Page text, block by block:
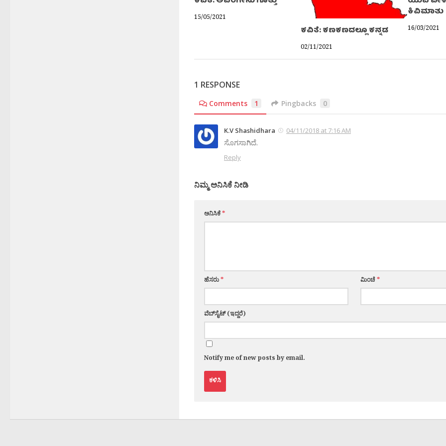
15/05/2021
ಕವಿತೆ: ಕಣಕಣದಲ್ಲೂ ಕನ್ನಡ
02/11/2021
ಕಿವಿಮಾತು
16/03/2021
1 RESPONSE
Comments 1 Pingbacks 0
K.V Shashidhara 04/11/2018 at 7:16 AM
ಸೊಗಸಾಗಿದೆ.
Reply
ನಿಮ್ಮ ಅನಿಸಿಕೆ ನೀಡಿ
ಅನಿಸಿಕೆ*
ಹೆಸರು* ಮಿಂಚೆ*
ವೆಬ್‌ಸೈಟ್ (ಇದ್ದರೆ)
Notify me of new posts by email.